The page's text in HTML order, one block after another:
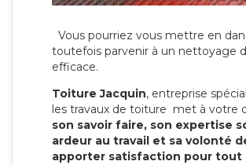
Vous pourriez vous mettre en
toutefois parvenir à un nettoyage
efficace.
Toiture Jacquin, entreprise
les travaux de toiture met à votre
son savoir faire, son expertise
ardeur au travail et sa volonté
apporter satisfaction pour tout